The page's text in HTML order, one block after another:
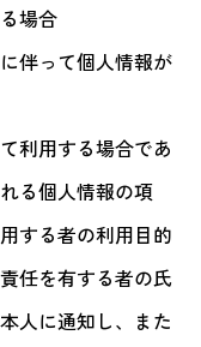
場合
伴って個人情報が
利用する場合であ
る個人情報の項
する者の利用目的
任を有する者の氏
人に通知し、また